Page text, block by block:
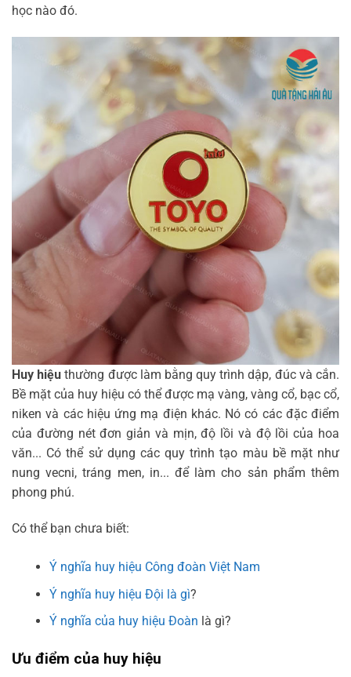
học nào đó.
Huy hiệu thường được làm bằng quy trình dập, đúc và cắn.
Bề mặt của huy hiệu có thể được mạ vàng, vàng cổ, bạc cổ,
niken và các hiệu ứng mạ điện khác. Nó có các đặc điểm
của đường nét đơn giản và mịn, độ lồi và độ lồi của hoa
văn... Có thể sử dụng các quy trình tạo màu bề mặt như
nung vecni, tráng men, in... để làm cho sản phẩm thêm
phong phú.
Có thể bạn chưa biết:
Ý nghĩa huy hiệu Công đoàn Việt Nam
Ý nghĩa huy hiệu Đội là gì?
Ý nghĩa của huy hiệu Đoàn là gì?
Ưu điểm của huy hiệu